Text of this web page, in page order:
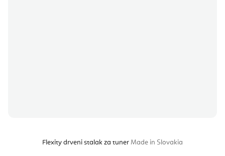
Flexity drveni stalak za tuner Made in Slovakia